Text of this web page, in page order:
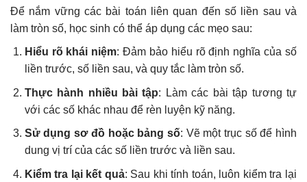
Để nắm vững các bài toán liên quan đến số liền sau và
làm tròn số, học sinh có thể áp dụng các mẹo sau:
Hiểu rõ khái niệm: Đảm bảo hiểu rõ định nghĩa của số
liền trước, số liền sau, và quy tắc làm tròn số.
Thực hành nhiều bài tập: Làm các bài tập tương tự
với các số khác nhau để rèn luyện kỹ năng.
Sử dụng sơ đồ hoặc bảng số: Vẽ một trục số để hình
dung vị trí của các số liền trước và liền sau.
Kiểm tra lại kết quả: Sau khi tính toán, luôn kiểm tra lại